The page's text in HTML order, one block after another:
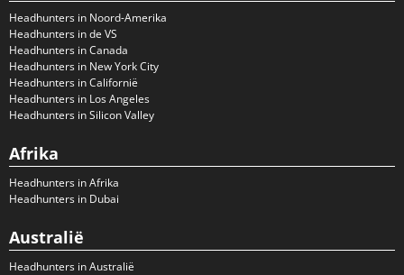
Headhunters in Noord-Amerika
Headhunters in de VS
Headhunters in Canada
Headhunters in New York City
Headhunters in Californië
Headhunters in Los Angeles
Headhunters in Silicon Valley
Afrika
Headhunters in Afrika
Headhunters in Dubai
Australië
Headhunters in Australië